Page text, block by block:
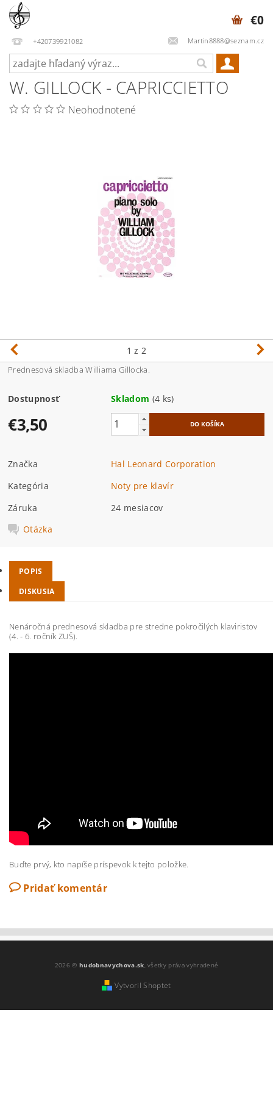
+420739921082 Martin8888@seznam.cz
€0
W. GILLOCK - CAPRICCIETTO
Neohodnotené
1 z 2
Prednesová skladba Williama Gillocka.
Dostupnosť Skladom (4 ks)
€3,50
Značka
Hal Leonard Corporation
Kategória
Noty pre klavír
Záruka
24 mesiacov
Otázka
POPIS
DISKUSIA
Nenáročná prednesová skladba pre stredne pokročilých klaviristov
(4. - 6. ročník ZUŠ).
Buďte prvý, kto napíše príspevok k tejto položke.
Pridať komentár
2026 ©hudobnavychova.sk, všetky práva vyhradené
Vytvoril Shoptet